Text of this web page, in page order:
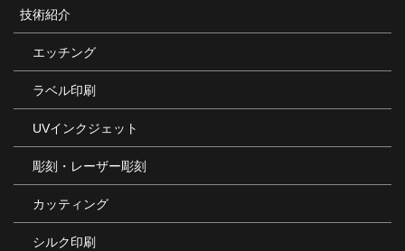
技術紹介
エッチング
ラベル印刷
UVインクジェット
彫刻・レーザー彫刻
カッティング
シルク印刷